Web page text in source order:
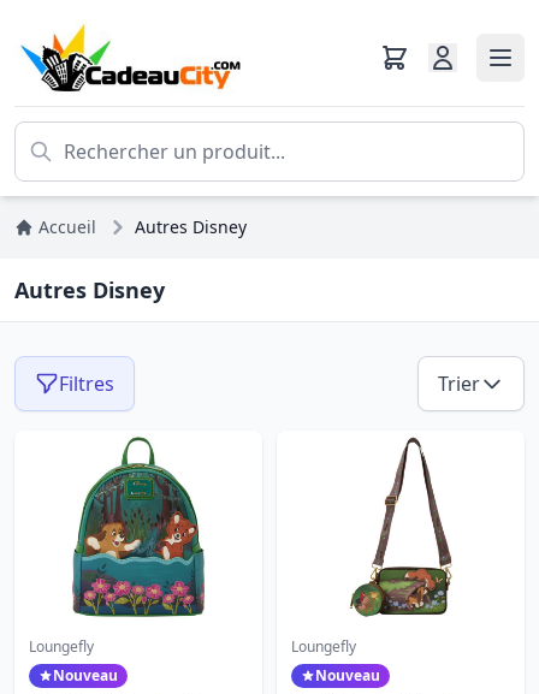
Accueil Autres Disney
Autres Disney
Filtres Trier
Loungefly
Nouveau
Loungefly
Nouveau